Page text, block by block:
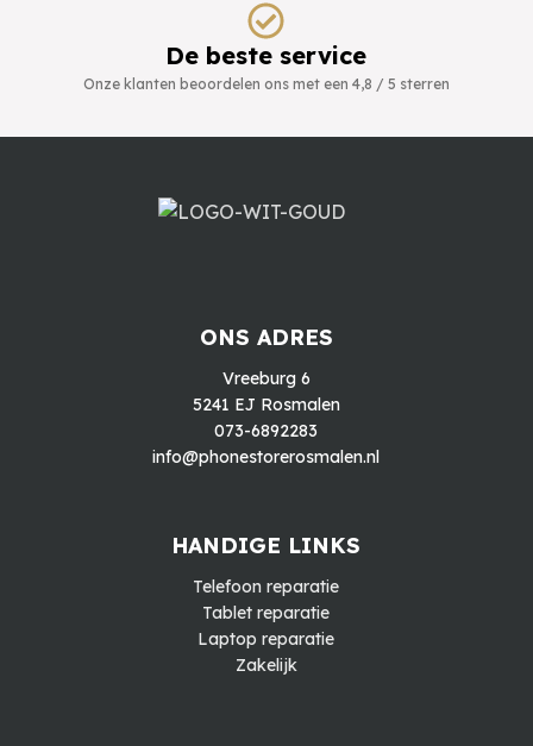
De beste service
Onze klanten beoordelen ons met een 4,8 / 5 sterren
ONS ADRES
Vreeburg 6
5241 EJ Rosmalen
073-6892283
info@phonestorerosmalen.nl
HANDIGE LINKS
Telefoon reparatie
Tablet reparatie
Laptop reparatie
Zakelijk